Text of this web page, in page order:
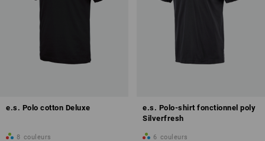
e.s. Polo cotton Deluxe
8 couleurs
e.s. Polo-shirt fonctionnel poly
Silverfresh
6 couleurs